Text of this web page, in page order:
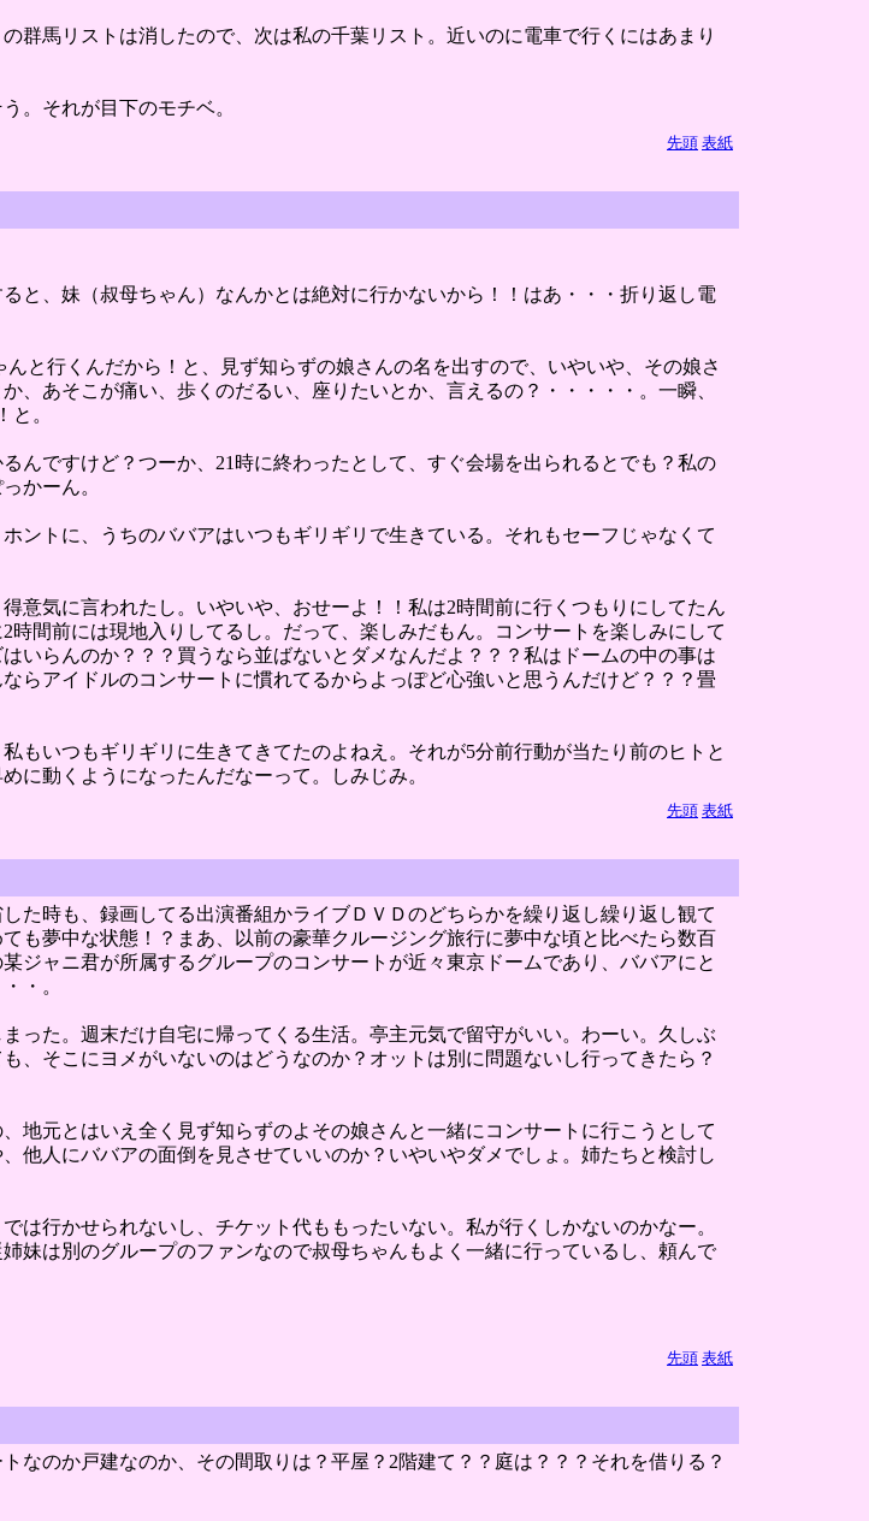
群馬リストは消したので、次は私の千葉リスト。近いのに電車で行くにはあまり
。それが目下のモチベ。
先頭 表紙
と、妹（叔母ちゃん）なんかとは絶対に行かないから！！はあ・・・折り返し電
と行くんだから！と、見ず知らずの娘さんの名を出すので、いやいや、その娘さ
、あそこが痛い、歩くのだるい、座りたいとか、言えるの？・・・・・。一瞬、
と。
んですけど？つーか、21時に終わったとして、すぐ会場を出られるとでも？私の
かーん。
ントに、うちのババアはいつもギリギリで生きている。それもセーフじゃなくて
意気に言われたし。いやいや、おせーよ！！私は2時間前に行くつもりにしてたん
間前には現地入りしてるし。だって、楽しみだもん。コンサートを楽しみにして
いらんのか？？？買うなら並ばないとダメなんだよ？？？私はドームの中の事は
らアイドルのコンサートに慣れてるからよっぽど心強いと思うんだけど？？？畳
もいつもギリギリに生きてきてたのよねえ。それが5分前行動が当たり前のヒトと
に動くようになったんだなーって。しみじみ。
先頭 表紙
た時も、録画してる出演番組かライブＤＶＤのどちらかを繰り返し繰り返し観て
も夢中な状態！？まあ、以前の豪華クルージング旅行に夢中な頃と比べたら数百
ジャニ君が所属するグループのコンサートが近々東京ドームであり、ババアにと
・。
った。週末だけ自宅に帰ってくる生活。亭主元気で留守がいい。わーい。久しぶ
、そこにヨメがいないのはどうなのか？オットは別に問題ないし行ってきたら？
地元とはいえ全く見ず知らずのよその娘さんと一緒にコンサートに行こうとして
他人にババアの面倒を見させていいのか？いやいやダメでしょ。姉たちと検討し
は行かせられないし、チケット代ももったいない。私が行くしかないのかなー。
妹は別のグループのファンなので叔母ちゃんもよく一緒に行っているし、頼んで
先頭 表紙
なのか戸建なのか、その間取りは？平屋？2階建て？？庭は？？？それを借りる？